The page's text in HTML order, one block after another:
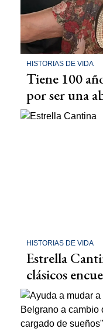
HISTORIAS DE VIDA
Tiene 100
por ser una
HISTORIAS DE VIDA
Estrella
clásicos